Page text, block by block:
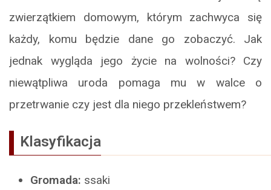
zwierzątkiem domowym, którym zachwyca się
każdy, komu będzie dane go zobaczyć. Jak
jednak wygląda jego życie na wolności? Czy
niewątpliwa uroda pomaga mu w walce o
przetrwanie czy jest dla niego przekleństwem?
Klasyfikacja
Gromada: ssaki